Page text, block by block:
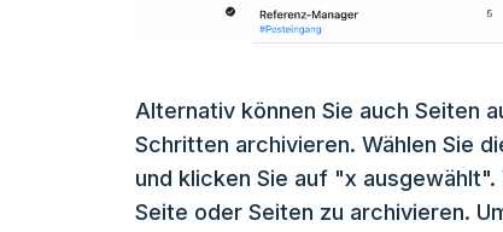
Alternativ können Sie auch Seiten
Schritten archivieren. Wählen Sie
und klicken Sie auf "x
Seite oder Seiten zu archivieren.